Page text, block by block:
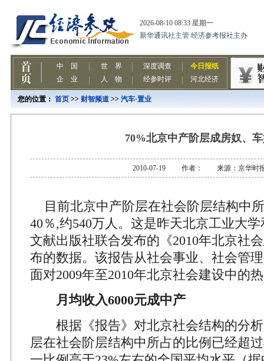
您的位置： 首页 >> 财智频道 >> 汽车·置业
70%北京中产阶层成房奴、
2010-07-19 作者： 来源：京华时
目前北京中产阶层在社会阶层结构中
40％,约540万人。这是昨天北京工业大
文献出版社联合发布的《2010年北京社
布的数据。该报告从社会事业、社会管
面对2009年至2010年北京社会建设中的
月均收入6000元成中产
根据《报告》对北京社会结构的分析
层在社会阶层结构中所占的比例已经超